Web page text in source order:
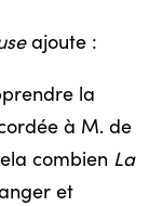
ajoute :
la
à M. de
combien La
et